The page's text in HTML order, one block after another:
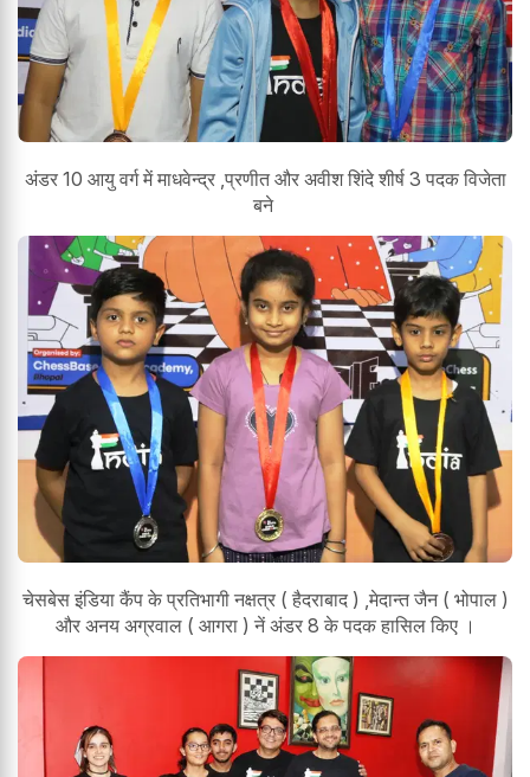
अंडर 10 आयु वर्ग में माधवेन्द्र ,प्रणीत और अवीश शिंदे शीर्ष 3 पदक विजेता
बने
चेसबेस इंडिया कैंप के प्रतिभागी नक्षत्र ( हैदराबाद ) ,मेदान्त जैन ( भोपाल )
और अनय अग्रवाल ( आगरा ) नें अंडर 8 के पदक हासिल किए ।